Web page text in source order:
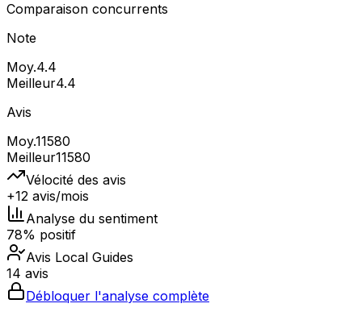
Comparaison concurrents
Note
Moy.4.4
Meilleur4.4
Avis
Moy.11580
Meilleur11580
Vélocité des avis
+12 avis/mois
Analyse du sentiment
78% positif
Avis Local Guides
14 avis
Débloquer l'analyse complète